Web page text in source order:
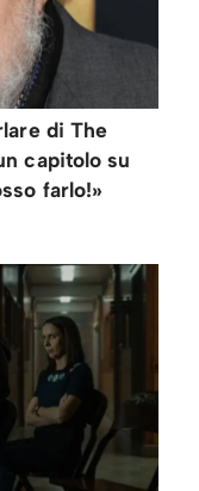
di The
capitolo su
farlo!»